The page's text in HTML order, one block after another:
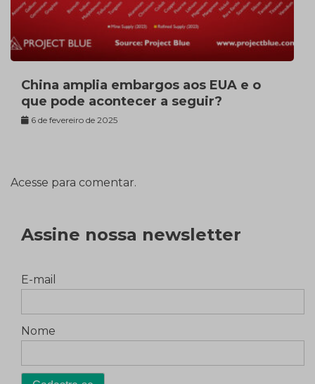
China amplia embargos aos EUA e o
que pode acontecer a seguir?
6 de fevereiro de 2025
Acesse para comentar.
Assine nossa newsletter
E-mail
Nome